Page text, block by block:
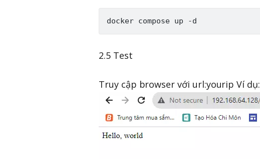
2.5 Test
Truy cập browser với url:yourip Ví dụ: